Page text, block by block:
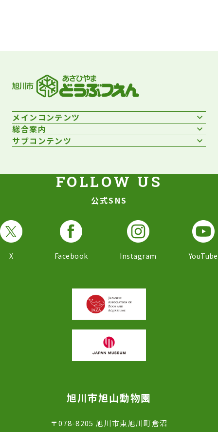
メインコンテンツ
総合案内
サブコンテンツ
公式SNS
X Facebook Instagram YouTube
旭川市旭山動物園
〒078-8205 旭川市東旭川町倉沼